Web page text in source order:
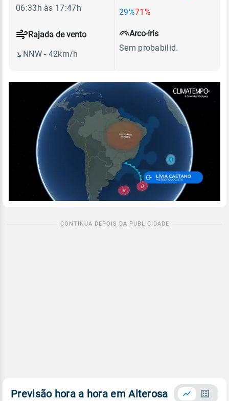
29%71%
Rajada de vento
NNW - 42km/h
06:33h às 17:47h
Arco-íris
Sem probabilid.
Previsão hora a hora em Alterosa